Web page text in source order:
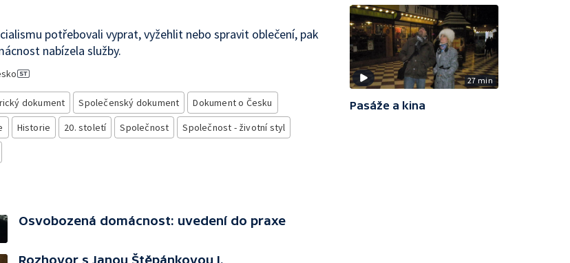
potřebovali vyprat, vyžehlit nebo spravit oblečení, pak
nabízela služby.
dokument Společenský dokument
Dokument o Česku
Historie 20. století Společnost
Společnost - životní styl
Osvobozená domácnost: uvedení do praxe
Rozhovor s Janou Štěpánkovou I.
27 min
Pasáže a kina